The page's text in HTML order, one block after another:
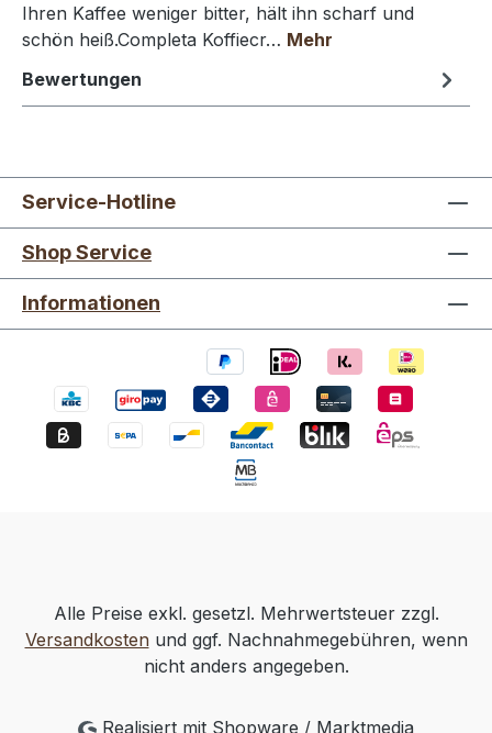
Ihren Kaffee weniger bitter, hält ihn scharf und
schön heiß.Completa Koffiecr… Mehr
Bewertungen
Service-Hotline
Shop Service
Informationen
Alle Preise exkl. gesetzl. Mehrwertsteuer zzgl.
Versandkostenund ggf. Nachnahmegebühren, wenn
nicht anders angegeben.
Realisiert mit Shopware / Marktmedia